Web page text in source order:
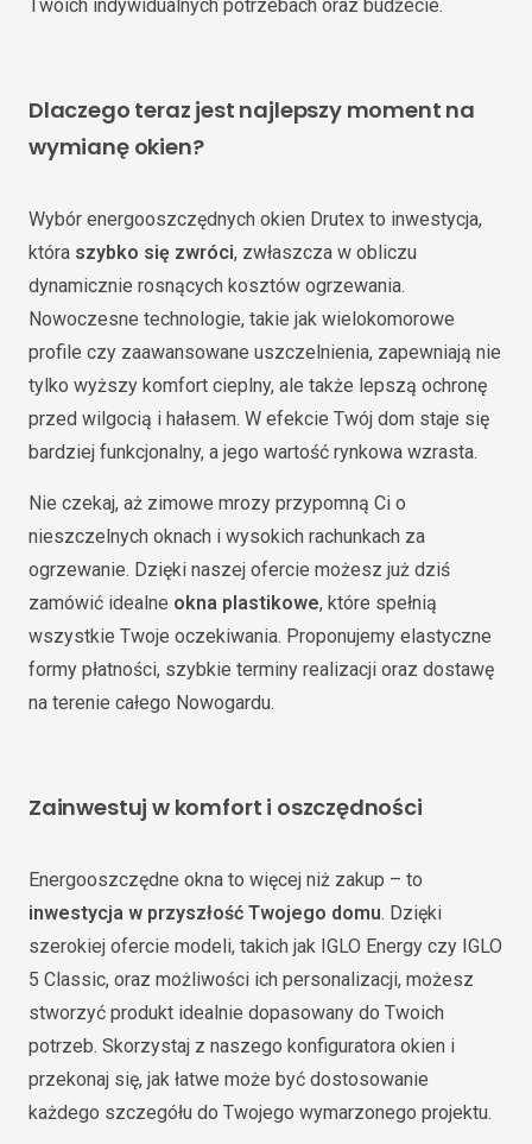
Twoich indywidualnych potrzebach oraz budżecie.
Dlaczego teraz jest najlepszy moment na
wymianę okien?
Wybór energooszczędnych okien Drutex to inwestycja,
która szybko się zwróci, zwłaszcza w obliczu
dynamicznie rosnących kosztów ogrzewania.
Nowoczesne technologie, takie jak wielokomorowe
profile czy zaawansowane uszczelnienia, zapewniają nie
tylko wyższy komfort cieplny, ale także lepszą ochronę
przed wilgocią i hałasem. W efekcie Twój dom staje się
bardziej funkcjonalny, a jego wartość rynkowa wzrasta.
Nie czekaj, aż zimowe mrozy przypomną Ci o
nieszczelnych oknach i wysokich rachunkach za
ogrzewanie. Dzięki naszej ofercie możesz już dziś
zamówić idealne okna plastikowe, które spełnią
wszystkie Twoje oczekiwania. Proponujemy elastyczne
formy płatności, szybkie terminy realizacji oraz dostawę
na terenie całego Nowogardu.
Zainwestuj w komfort i oszczędności
Energooszczędne okna to więcej niż zakup – to
inwestycja w przyszłość Twojego domu. Dzięki
szerokiej ofercie modeli, takich jak IGLO Energy czy IGLO
5 Classic, oraz możliwości ich personalizacji, możesz
stworzyć produkt idealnie dopasowany do Twoich
potrzeb. Skorzystaj z naszego konfiguratora okien i
przekonaj się, jak łatwe może być dostosowanie
każdego szczegółu do Twojego wymarzonego projektu.